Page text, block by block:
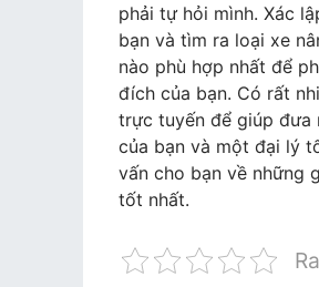
phải tự hỏi mình. Xác
bạn và tìm ra loại xe
nào phù hợp nhất để
đích của bạn. Có rất
trực tuyến để giúp đưa
của bạn và một đại lý
vấn cho bạn về những
tốt nhất.